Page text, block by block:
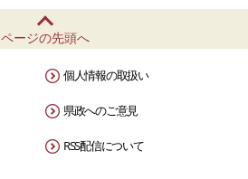
ページの先頭へ
個人情報の取扱い
県政へのご意見
RSS配信について